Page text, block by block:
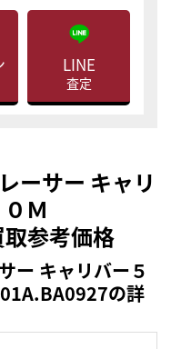
LINE
査定
ーサー キャリ
Ｍ
参考価格
ー キャリバー５
の詳